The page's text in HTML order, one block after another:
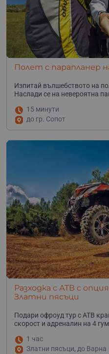
Полет с парапланер
Изпитай вълшебството на
Наслади се на невероятна
15 минути
до гр. Сопот
Разходка с АТВ с
Златни пясъци
Подари офроуд тур с АТВ
скорост и адреналин на 4
1 час
Златни пясъци, до Варна